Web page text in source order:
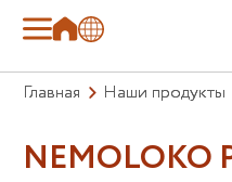
Главная Наши продукты
NEMOLOKO